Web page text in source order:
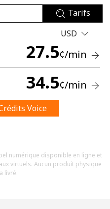
Aucun mot de passe créé
minuscule
Tarifs
USD
27.5¢/min
34.5¢/min
Voice
numérique disponible en ligne et
virtuels. Aucun produit physique
livré.